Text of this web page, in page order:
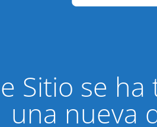
Sitio se
una nueva